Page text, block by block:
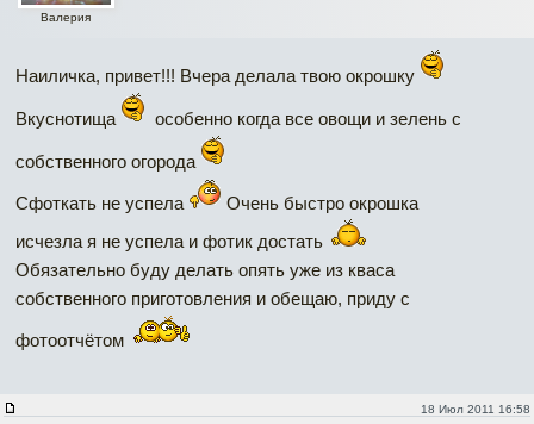
Валерия
Наиличка, привет!!! Вчера делала твою окрошку
Вкуснотища особенно когда все овощи и зелень с
собственного огорода
Сфоткать не успела
Очень быстро окрошка
исчезла я не успела и фотик достать
Обязательно буду делать опять уже из кваса
собственного приготовления и обещаю, приду с
фотоотчётом
18 Июл 2011 16:58